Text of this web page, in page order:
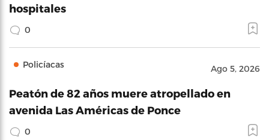
hospitales
0
Policíacas Ago 5, 2026
Peatón de 82 años muere atropellado en
avenida Las Américas de Ponce
0